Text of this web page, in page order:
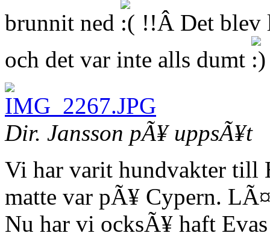
brunnit ned
!!Â Det blev
och det var inte alls dumt
Dir. Jansson pÃ¥ uppsÃ¥t
Vi har varit hundvakter till
matte var pÃ¥ Cypern.
Nu har vi ocksÃ¥ haft